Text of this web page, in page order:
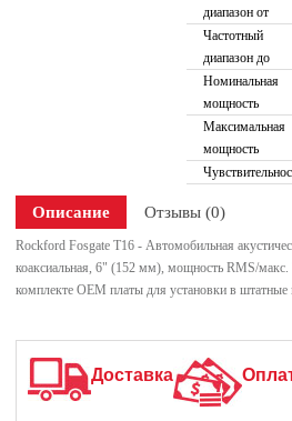
диапазон от
Частотный
диапазон до
Номинальная
мощность
Максимальная
мощность
Описание Отзывы (0)
Rockford Fosgate T16 - Автомобильная
коаксиальная, 6" (152 мм), мощность RMS/
комплекте OEM платы для установки в штатные
Доставка